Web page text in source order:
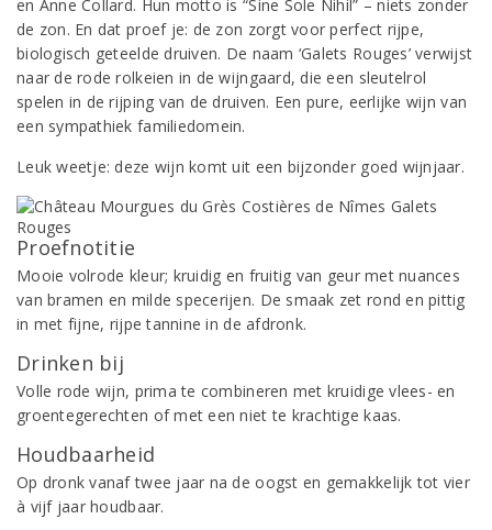
en Anne Collard. Hun motto is “Sine Sole Nihil” – niets zonder
de zon. En dat proef je: de zon zorgt voor perfect rijpe,
biologisch geteelde druiven. De naam ‘Galets Rouges’ verwijst
naar de rode rolkeien in de wijngaard, die een sleutelrol
spelen in de rijping van de druiven. Een pure, eerlijke wijn van
een sympathiek familiedomein.
Leuk weetje: deze wijn komt uit een bijzonder goed wijnjaar.
Proefnotitie
Mooie volrode kleur; kruidig en fruitig van geur met nuances
van bramen en milde specerijen. De smaak zet rond en pittig
in met fijne, rijpe tannine in de afdronk.
Drinken bij
Volle rode wijn, prima te combineren met kruidige vlees- en
groentegerechten of met een niet te krachtige kaas.
Houdbaarheid
Op dronk vanaf twee jaar na de oogst en gemakkelijk tot vier
à vijf jaar houdbaar.